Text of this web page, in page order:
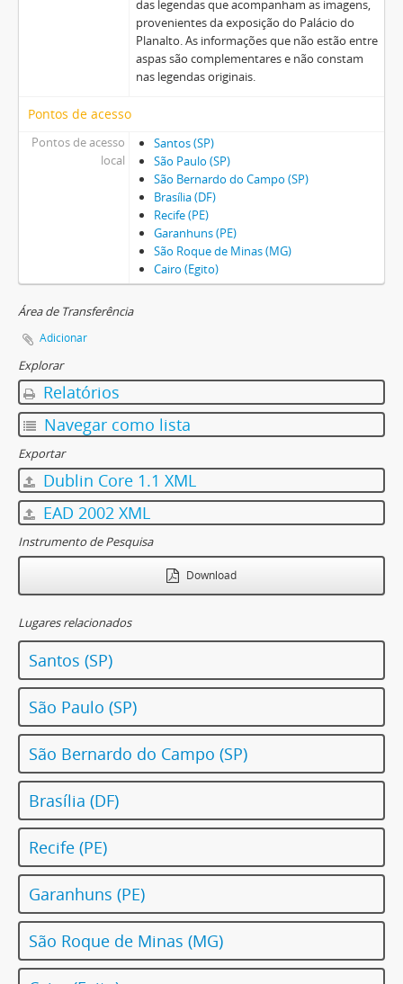
das legendas que acompanham as imagens,
provenientes da exposição do Palácio do
Planalto. As informações que não estão entre
aspas são complementares e não constam
nas legendas originais.
Pontos de acesso
Pontos de acesso
local
Santos (SP)
São Paulo (SP)
São Bernardo do Campo (SP)
Brasília (DF)
Recife (PE)
Garanhuns (PE)
São Roque de Minas (MG)
Cairo (Egito)
Área de Transferência
Adicionar
Explorar
Relatórios
Navegar como lista
Exportar
Dublin Core 1.1 XML
EAD 2002 XML
Instrumento de Pesquisa
Download
Lugares relacionados
Santos (SP)
São Paulo (SP)
São Bernardo do Campo (SP)
Brasília (DF)
Recife (PE)
Garanhuns (PE)
São Roque de Minas (MG)